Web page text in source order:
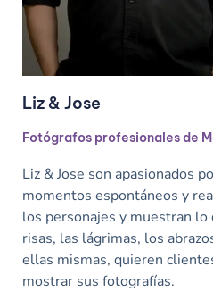
Liz & Jose
Fotógrafos profesionales de
Liz & Jose son apasionados
momentos espontáneos y
los personajes y muestran
risas, las lágrimas, los
ellas mismas, quieren
mostrar sus fotografías.